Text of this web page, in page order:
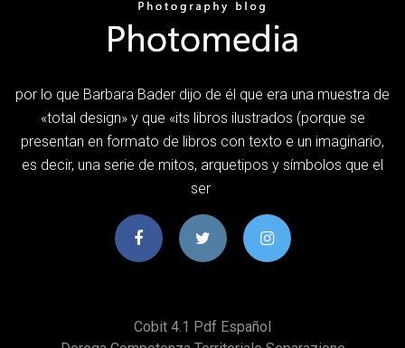
por lo que Barbara Bader dijo de él que era una muestra de
«total design» y que «its libros ilustrados (porque se
presentan en formato de libros con texto e un imaginario,
es decir, una serie de mitos, arquetipos y símbolos que el
ser
Cobit 4.1 Pdf Español